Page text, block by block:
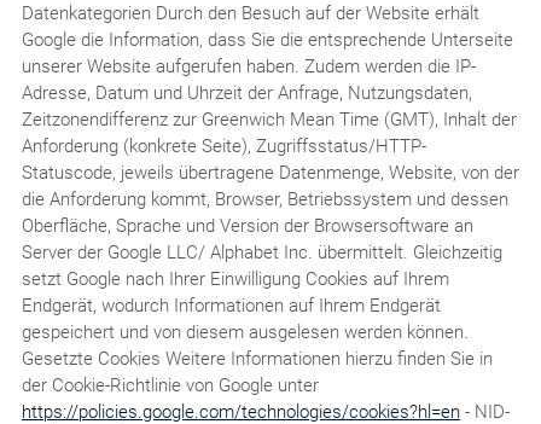
Datenkategorien Durch den Besuch auf der Website erhält
Google die Information, dass Sie die entsprechende Unterseite
unserer Website aufgerufen haben. Zudem werden die IP-
Adresse, Datum und Uhrzeit der Anfrage, Nutzungsdaten,
Zeitzonendifferenz zur Greenwich Mean Time (GMT), Inhalt der
Anforderung (konkrete Seite), Zugriffsstatus/HTTP-
Statuscode, jeweils übertragene Datenmenge, Website, von der
die Anforderung kommt, Browser, Betriebssystem und dessen
Oberfläche, Sprache und Version der Browsersoftware an
Server der Google LLC/ Alphabet Inc. übermittelt. Gleichzeitig
setzt Google nach Ihrer Einwilligung Cookies auf Ihrem
Endgerät, wodurch Informationen auf Ihrem Endgerät
gespeichert und von diesem ausgelesen werden können.
Gesetzte Cookies Weitere Informationen hierzu finden Sie in
der Cookie-Richtlinie von Google unter
https://policies.google.com/technologies/cookies?hl=en- NID-